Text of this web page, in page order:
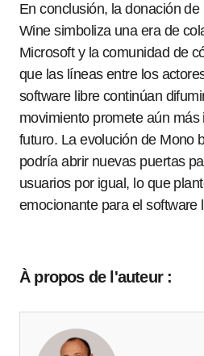
En conclusión, la donación
Wine simboliza una era de
Microsoft y la comunidad de
que las líneas entre los
software libre continúan
movimiento promete aún más
futuro. La evolución de Mono
podría abrir nuevas puertas
usuarios por igual, lo que
emocionante para el software
À propos de l'auteur :